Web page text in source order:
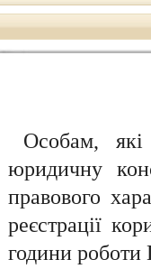
Особам,
юридичну
правового
реєстрації
години роботи